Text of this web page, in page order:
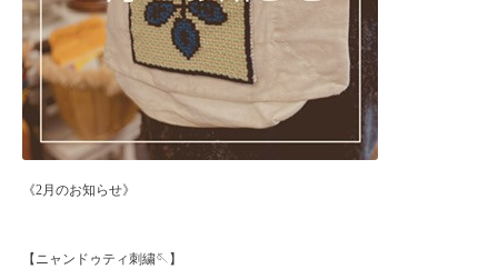
《2月のお知らせ》
【ニャンドゥティ刺繍🪡】